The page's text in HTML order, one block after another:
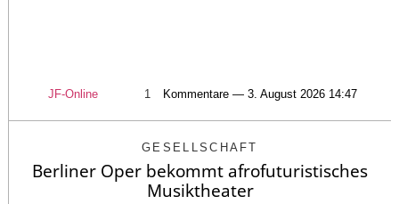
JF-Online 1 Kommentare — 3. August 2026 14:47
GESELLSCHAFT
Berliner Oper bekommt afrofuturistisches
Musiktheater